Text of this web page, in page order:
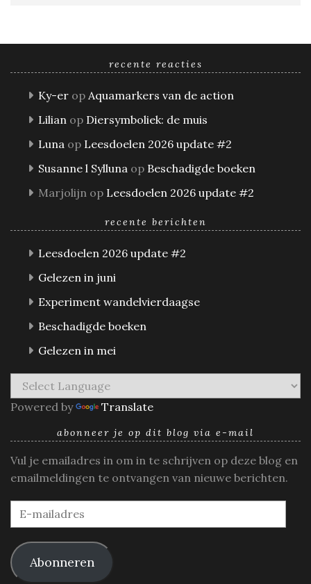
recente reacties
Ky-er op Aquamarkers van de action
Lilian op Diersymboliek: de muis
Luna op Leesdoelen 2026 update #2
Susanne l Sylluna op Beschadigde boeken
Marjolijn op Leesdoelen 2026 update #2
recente berichten
Leesdoelen 2026 update #2
Gelezen in juni
Experiment wandelvierdaagse
Beschadigde boeken
Gelezen in mei
Powered by Translate
abonneer je op dit blog via e-mail
Vul je emailadres in om in te schrijven op deze blog en
emailmeldingen te ontvangen van nieuwe berichten.
E-
mailadres
Abonneren